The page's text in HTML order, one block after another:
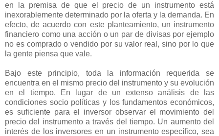
en la premisa de que el precio de un instrumento está
inexorablemente determinado por la oferta y la demanda. En
efecto, de acuerdo con este planteamiento, un instrumento
financiero como una acción o un par de divisas por ejemplo
no es comprado o vendido por su valor real, sino por lo que
la gente piensa que vale.
Bajo este principio, toda la información requerida se
encuentra en el mismo precio del instrumento y su evolución
en el tiempo. En lugar de un extenso análisis de las
condiciones socio políticas y los fundamentos económicos,
es suficiente para el inversor observar el movimiento del
precio del instrumento a través del tiempo. Un aumento del
interés de los inversores en un instrumento específico, sea